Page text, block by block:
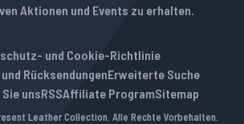
Aktionen und Events zu erhalten.
und Cookie-Richtlinie
RücksendungenErweiterte Suche
unsRSSAffiliate ProgramSitemap
Leather Collection. Alle Rechte Vorbehalten.